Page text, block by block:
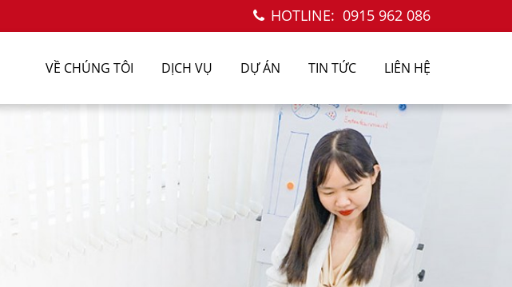
HOTLINE: 0915 962 086
VỀ CHÚNG TÔI DỊCH VỤ DỰ ÁN TIN TỨC LIÊN HỆ